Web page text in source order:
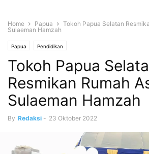
Home Papua
Tokoh Papua Selatan
Sulaeman Hamzah
Papua Pendidikan
Tokoh Papua
Resmikan Rumah
Sulaeman Hamzah
By Redaksi - 23 Oktober 2022